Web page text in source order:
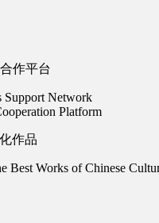
作平台
Support Network
Platform
作品
Best Works of Chinese